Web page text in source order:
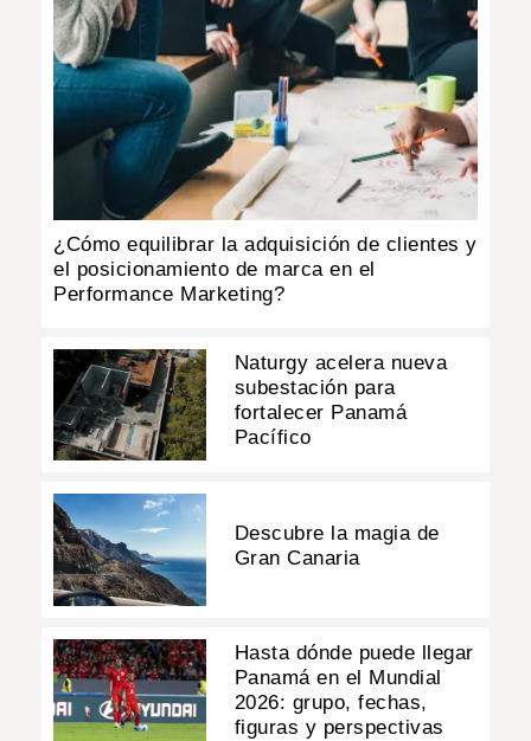
¿Cómo equilibrar la adquisición de clientes y
el posicionamiento de marca en el
Performance Marketing?
Naturgy acelera nueva
subestación para
fortalecer Panamá
Pacífico
Descubre la magia de
Gran Canaria
Hasta dónde puede llegar
Panamá en el Mundial
2026: grupo, fechas,
figuras y perspectivas